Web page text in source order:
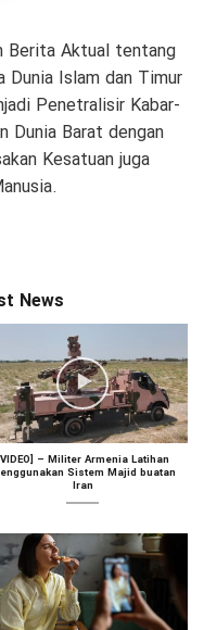
Berita Aktual tentang
Dunia Islam dan Timur
Penetralisir Kabar-
Dunia Barat dengan
Kesatuan juga
News
– Militer Armenia Latihan
Sistem Majid buatan
Iran